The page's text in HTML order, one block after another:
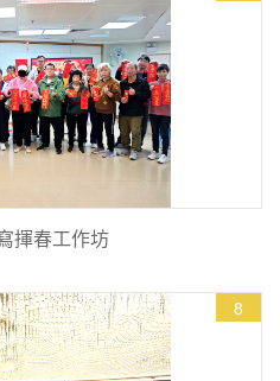
揮春工作坊
8